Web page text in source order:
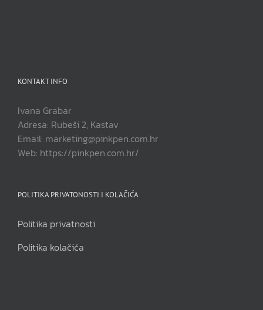
KONTAKT INFO
Ivana Grabar
Adresa: Rubeši 2, Kastav
Email: marketing@pinkpen.com.hr
Web: https://pinkpen.com.hr/
POLITIKA PRIVATONOSTI I KOLAČIĆA
Politika privatnosti
Politika kolačića